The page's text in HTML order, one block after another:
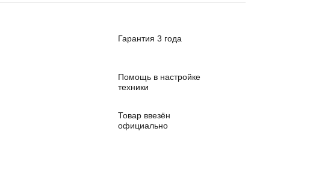
Гарантия 3 года
Помощь в настройке
техники
Товар ввезён
официально